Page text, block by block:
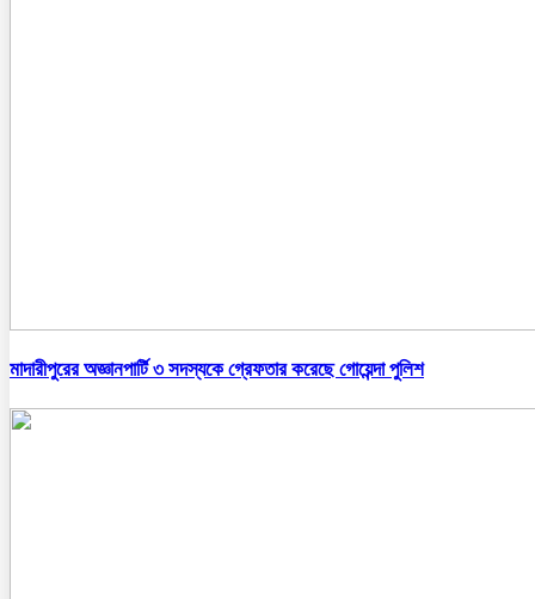
মাদারীপুরের অজ্ঞানপার্টি ৩ সদস্যকে গ্রেফতার করেছে গোয়েন্দা পুলিশ